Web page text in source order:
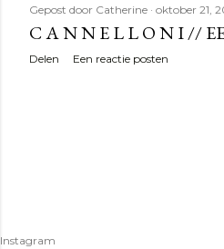
Gepost door Catherine oktober 21,
C A N N E L L O N I //
Delen Een reactie posten
Instagram